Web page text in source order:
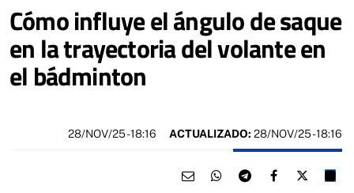
Cómo influye el ángulo de saque
en la trayectoria del volante en
el bádminton
28/NOV/25- 18:16 ACTUALIZADO: 28/NOV/25 - 18:16